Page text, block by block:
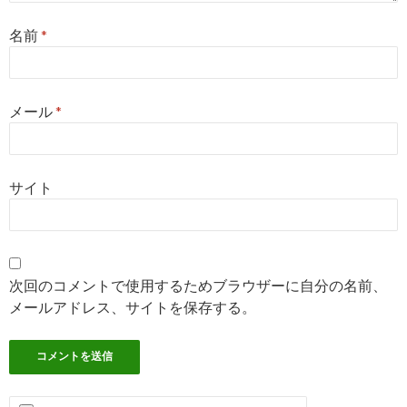
名前*
メール*
サイト
次回のコメントで使用するためブラウザーに自分の名前、
メールアドレス、サイトを保存する。